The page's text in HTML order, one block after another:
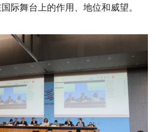
际舞台上的作用、地位和威望。